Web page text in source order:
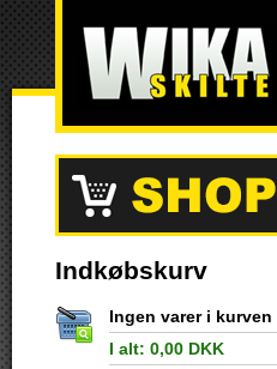
Indkøbskurv
Ingen varer i kurven
I alt: 0,00 DKK